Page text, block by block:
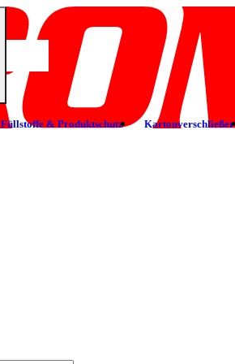
Füllstoffe & Produktschutz Kartonverschließer